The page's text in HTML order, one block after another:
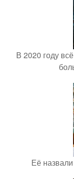
В 2020 году
Её